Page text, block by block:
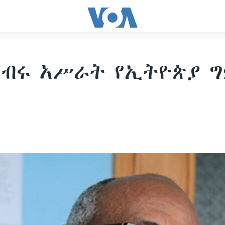
አሥራት የኢትዮጵያ